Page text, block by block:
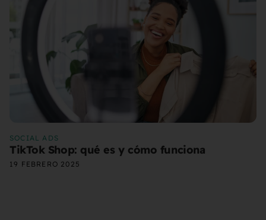
SOCIAL ADS
TikTok Shop: qué es y cómo funciona
19 FEBRERO 2025